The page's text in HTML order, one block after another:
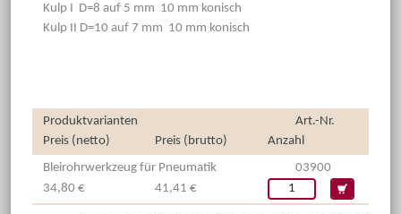
Kulp I D=8 auf 5 mm 10 mm konisch
Kulp II D=10 auf 7 mm 10 mm konisch
Produktvarianten
Art.-Nr.
Preis (netto)
Preis (brutto)
Anzahl
Bleirohrwerkzeug für Pneumatik
03900
34,80 €
41,41 €